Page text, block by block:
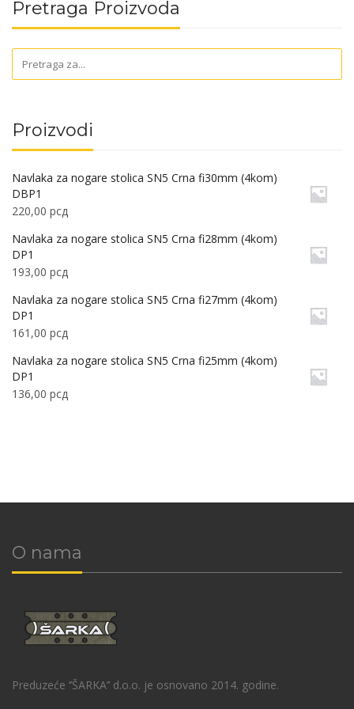
Pretraga Proizvoda
Proizvodi
Navlaka za nogare stolica SN5 Crna fi30mm (4kom)
DBP1
220,00 рсд
Navlaka za nogare stolica SN5 Crna fi28mm (4kom)
DP1
193,00 рсд
Navlaka za nogare stolica SN5 Crna fi27mm (4kom)
DP1
161,00 рсд
Navlaka za nogare stolica SN5 Crna fi25mm (4kom)
DP1
136,00 рсд
O nama
Preduzeće ‘’ŠARKA’’ d.o.o. je osnovano 2014. godine.